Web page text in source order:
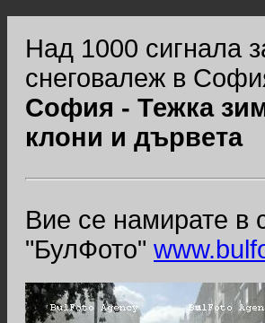
Над 1000 сигнала
снеговалеж в
София - Тежка
клони и дървета
Вие се намирате в
"БулФото"